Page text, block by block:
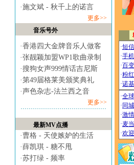
·施文斌 - 秋千上的诺言
更多>>
音乐号外
·香港四大金牌音乐人做客
·张靓颖加盟WP1歌曲录制
·搜狗女声999情话吉尼斯
·第49届格莱美颁奖典礼
·声色杂志-法兰西之音
更多>>
最新MV点播
·曹格 - 天使嫉妒的生活
·薛凯琪 - 糖不甩
·苏打绿 - 频率